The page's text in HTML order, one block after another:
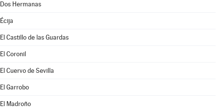
Dos Hermanas
Écija
El Castillo de las Guardas
El Coronil
El Cuervo de Sevilla
El Garrobo
El Madroño